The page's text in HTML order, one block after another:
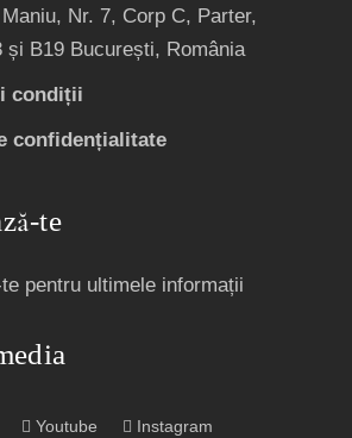
Nr. 7, Corp C, Parter,
și B19 București, România
condiții
confidențialitate
te
pentru ultimele informații
Youtube Instagram